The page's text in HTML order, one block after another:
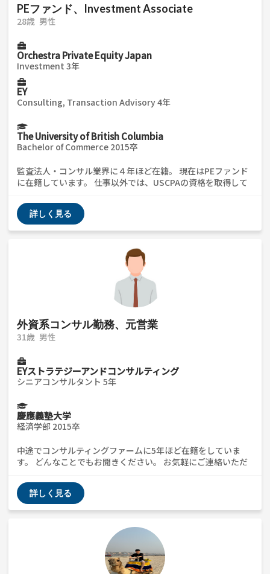
PEファンド、Investment Associate
28歳 男性
Orchestra Private Equity Japan
Investment 3年
EY
Consulting, Transaction Advisory 4年
The University of British Columbia
Bachelor of Commerce 2015卒
監査法人・コンサル業界に４年ほど在籍。 現在はPEファンド
に在籍しています。 仕事以外では、USCPAの資格を取得して
絡ください。
詳しく見る
外資系コンサル勤務、元営業
31歳 男性
EYストラテジーアンドコンサルティング
シニアコンサルタント 5年
慶應義塾大学
経済学部 2015卒
中途でコンサルティングファームに5年ほど在籍をしていま
す。 どんなことでもお聞きください。 お気軽にご連絡いただ
詳しく見る